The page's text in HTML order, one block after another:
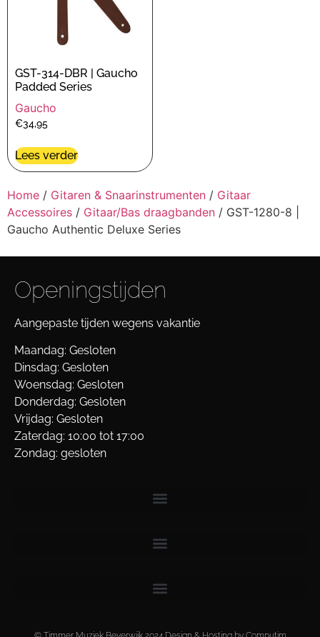
GST-314-DBR | Gaucho
Padded Series
Gaucho
€34,95
Lees verder
Home / Gitaren & Snaarinstrumenten / Gitaar
Accessoires / Gitaar/Bas draagbanden / GST-1280-8 |
Gaucho Authentic Deluxe Series
Openingstijden
Aangepaste tijden wegens vakantie
Maandag: Gesloten
Dinsdag: Gesloten
Woensdag: Gesloten
Donderdag: Gesloten
Vrijdag: Gesloten
Zaterdag: 10:00 tot 17:00
Zondag: gesloten